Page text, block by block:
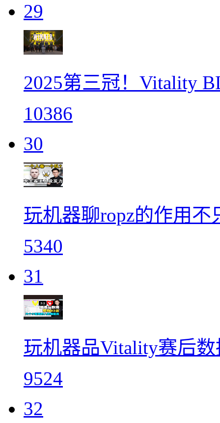
29
2025第三冠！Vitality
10386
30
玩机器聊ropz的作用不
5340
31
玩机器品Vitality赛后
9524
32